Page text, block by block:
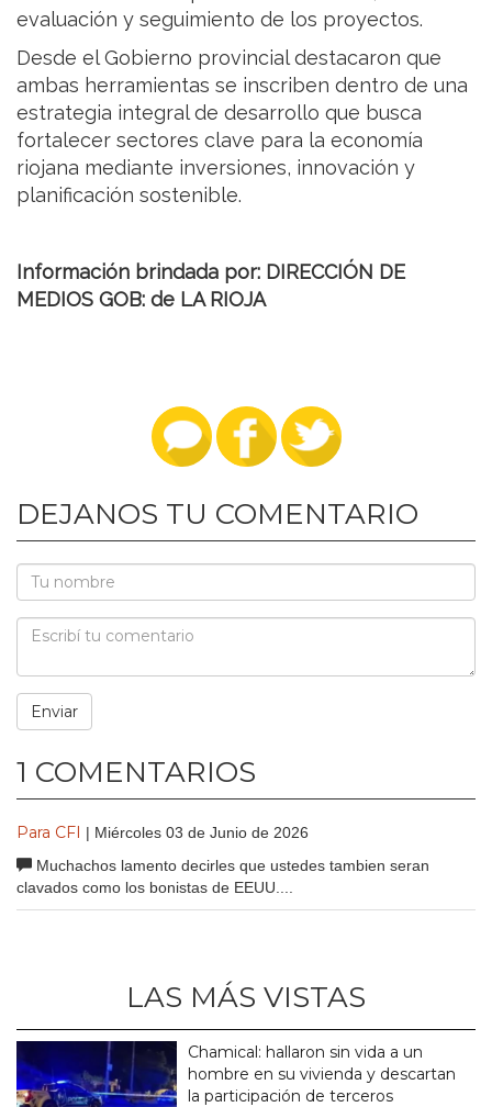
evaluación y seguimiento de los proyectos.
Desde el Gobierno provincial destacaron que
ambas herramientas se inscriben dentro de una
estrategia integral de desarrollo que busca
fortalecer sectores clave para la economía
riojana mediante inversiones, innovación y
planificación sostenible.
Información brindada por: DIRECCIÓN DE
MEDIOS GOB: de LA RIOJA
DEJANOS TU COMENTARIO
1 COMENTARIOS
Para CFI | Miércoles 03 de Junio de 2026
Muchachos lamento decirles que ustedes tambien seran
clavados como los bonistas de EEUU....
LAS MÁS VISTAS
Chamical: hallaron sin vida a un
hombre en su vivienda y descartan
la participación de terceros